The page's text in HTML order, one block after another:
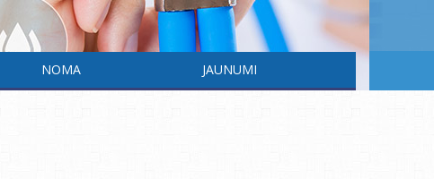
NOMA JAUNUMI